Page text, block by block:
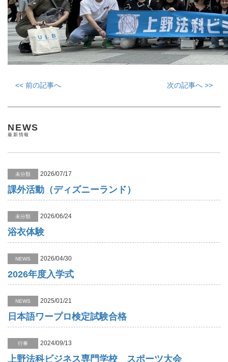
<< 前の記事へ 次の記事へ >>
NEWS
最新情報
未分類 2026/07/17
課外活動（ディズニーランド）
未分類 2026/06/24
浴衣体験
NEWS 2026/04/30
2026年度入学式
NEWS 2025/01/21
日本語ワープロ検定試験合格
行事 2024/09/13
上野法科ビジネス専門学校 スポーツ大会